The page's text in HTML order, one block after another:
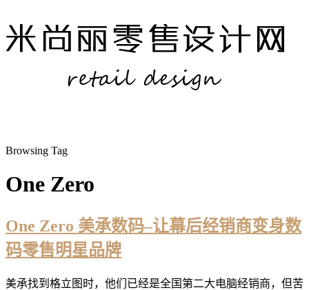
Browsing Tag
One Zero
One Zero 美承数码–让幕后经销商变身数
码零售明星品牌
美承找到格立图时，他们已经是全国第二大电脑经销商，但苦